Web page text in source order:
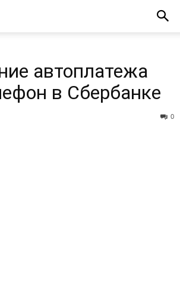
автоплатежа
в Сбербанке
0